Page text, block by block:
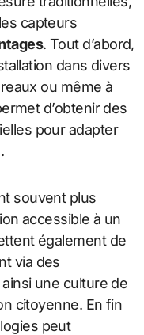
capteurs
. Tout d’abord,
dans divers
ou même à
d’obtenir des
pour adapter
souvent plus
accessible à un
également de
via des
une culture de
citoyenne. En fin
peut